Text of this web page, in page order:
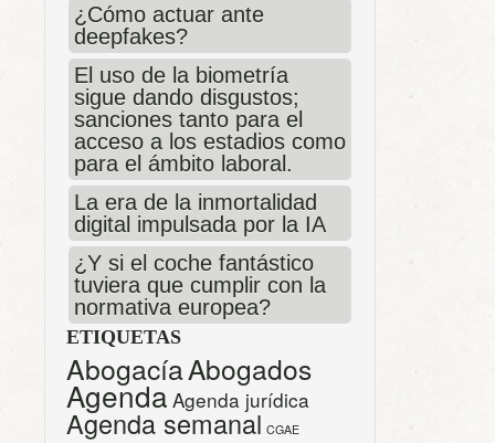
¿Cómo actuar ante
deepfakes?
El uso de la biometría
sigue dando disgustos;
sanciones tanto para el
acceso a los estadios como
para el ámbito laboral.
La era de la inmortalidad
digital impulsada por la IA
¿Y si el coche fantástico
tuviera que cumplir con la
normativa europea?
ETIQUETAS
AbogacíaAbogados
Agenda Agenda jurídica
Agenda semanal CGAE